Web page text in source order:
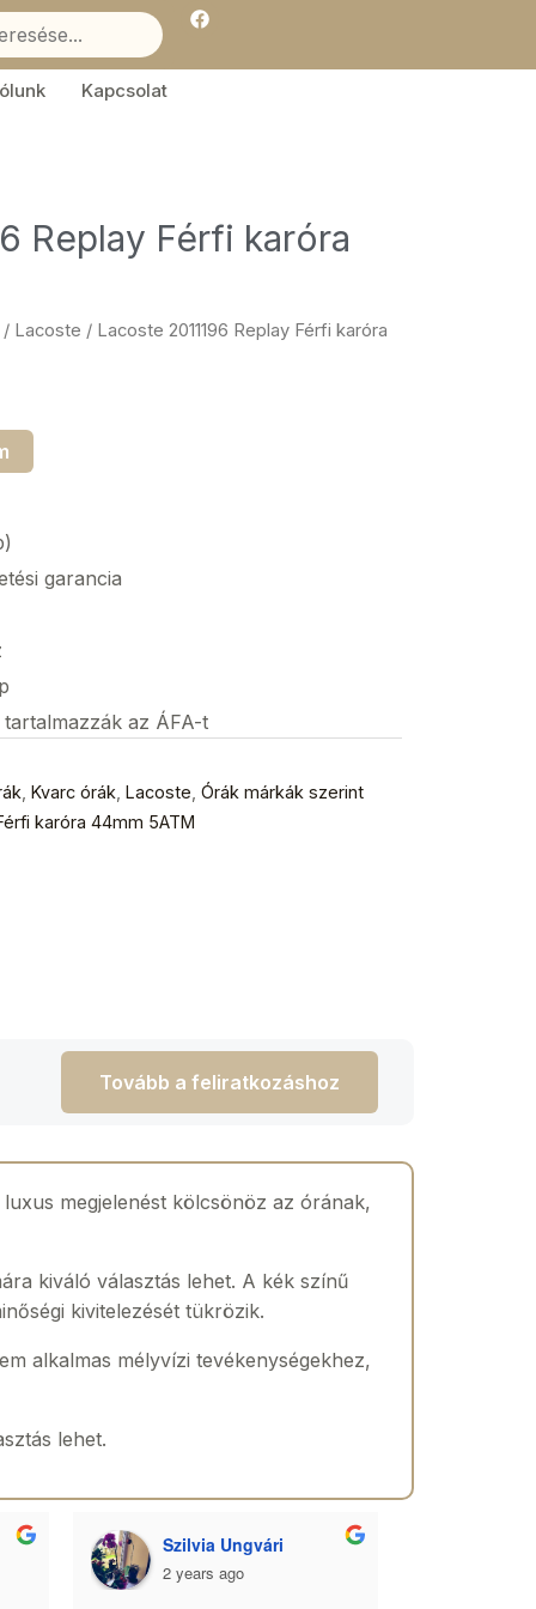
F
a
e
Kapcsolat
Replay Férfi karóra
/ Lacoste / Lacoste 2011196 Replay Férfi karóra
garancia
az ÁFA-t
Kvarc órák Lacoste Órák márkák szerint
karóra 44mm 5ATM
Tovább a feliratkozáshoz
megjelenést kölcsönöz az órának,
kiváló választás lehet. A kék színű
kivitelezését tükrözik.
alkalmas mélyvízi tevékenységekhez,
lehet.
Szilvia Ungvári
2 years ago